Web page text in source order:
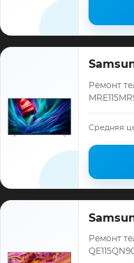
Ремонт
Samsung,
гарантия
Средняя
Ремонт